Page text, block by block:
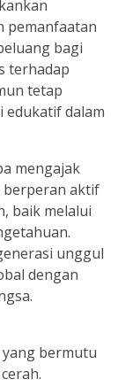
pemanfaatan
bagi
terhadap
tetap
edukatif dalam
mengajak
berperan aktif
baik melalui
unggul
dengan
bermutu